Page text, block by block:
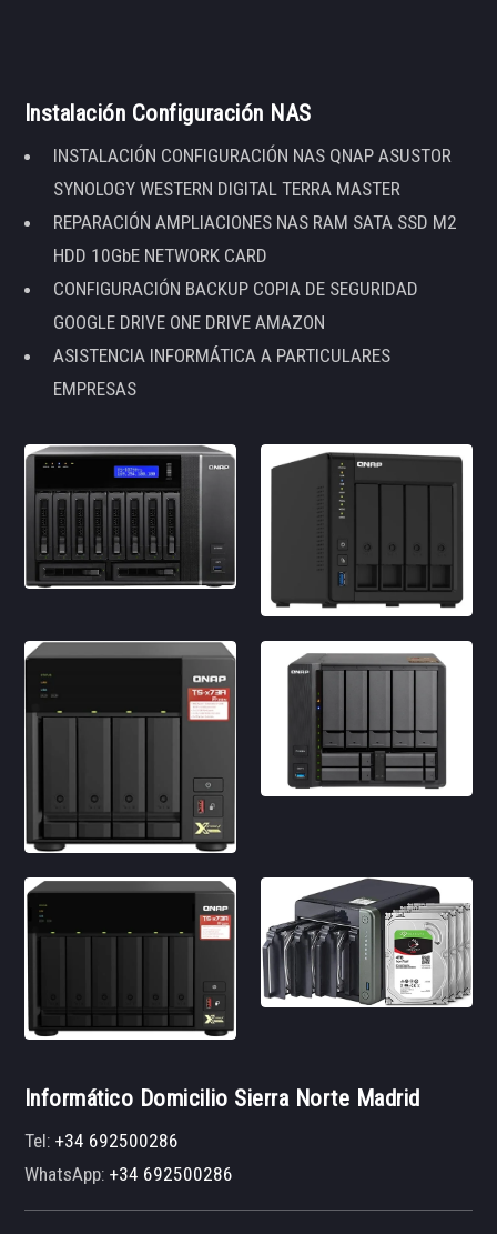
Instalación Configuración NAS
INSTALACIÓN CONFIGURACIÓN NAS QNAP ASUSTOR
SYNOLOGY WESTERN DIGITAL TERRA MASTER
REPARACIÓN AMPLIACIONES NAS RAM SATA SSD M2
HDD 10GbE NETWORK CARD
CONFIGURACIÓN BACKUP COPIA DE SEGURIDAD
GOOGLE DRIVE ONE DRIVE AMAZON
ASISTENCIA INFORMÁTICA A PARTICULARES
EMPRESAS
Informático Domicilio Sierra Norte Madrid
Tel:+34 692500286
WhatsApp:+34 692500286